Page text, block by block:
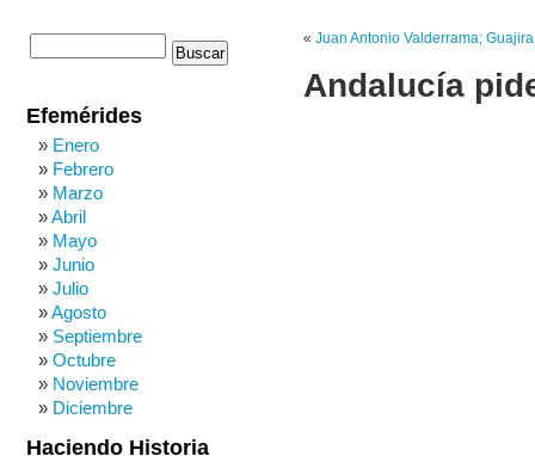
« Juan Antonio Valderrama;
Andalucía
Efemérides
Enero
Febrero
Marzo
Abril
Mayo
Junio
Julio
Agosto
Septiembre
Octubre
Noviembre
Diciembre
Haciendo Historia